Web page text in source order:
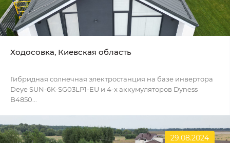
Ходосовка, Киевская область
Гибридная солнечная электростанция на базе инвертора
Deye SUN-6K-SG03LP1-EU и 4-х аккумуляторов Dyness
B4850...
29.08.2024